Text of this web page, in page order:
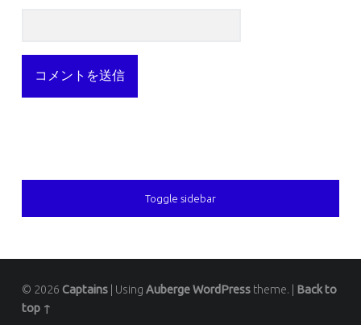
SIDEBAR
Toggle sidebar
© 2026 Captains Using AubergeWordPresstheme.
Back to
top ↑